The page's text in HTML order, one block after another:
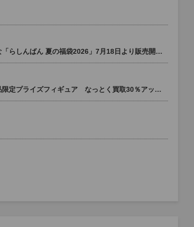
【店舗対象】夏でもやります！ お得な「らしんばん 夏の福袋2026」7月18日より販売開始！
【店舗対象】好評につき復活！指定作品限定プライズフィギュア なっとく買取30％アップキャンペーン実施！